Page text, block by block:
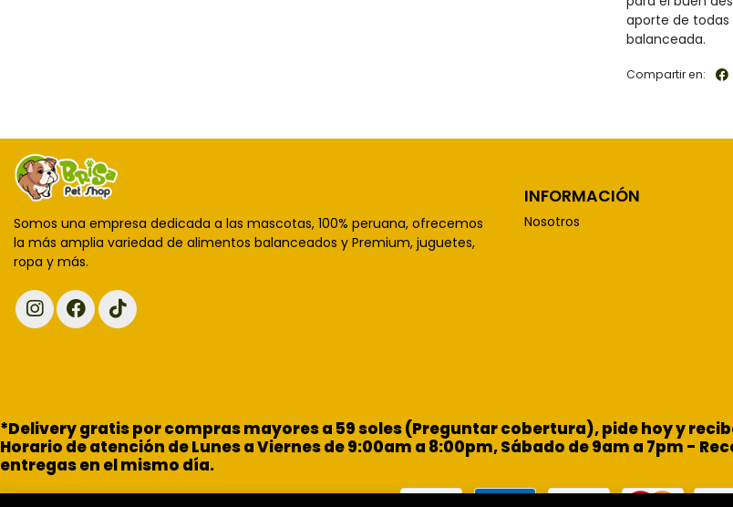
aporte de
balanceada.
Compartir en:
Somos una empresa dedicada a las mascotas, 100% peruana, ofrecemos
la más amplia variedad de alimentos balanceados y Premium, juguetes,
ropa y más.
INFORMACIÓN
Nosotros
*Delivery gratis por compras mayores a 59 soles (Preguntar cobertura), pide hoy y
Horario de atención de Lunes a Viernes de 9:00am a 8:00pm, Sábado de 9am a 7pm -
entregas en el mismo día.